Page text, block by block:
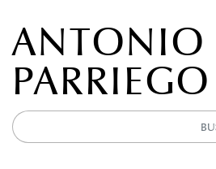
ANTONIO
PARRIEGO